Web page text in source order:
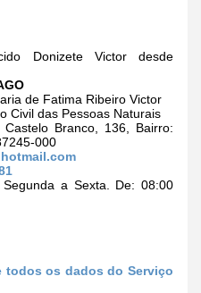
Donizete Victor desde
de Fatima Ribeiro Victor
Civil das Pessoas Naturais
Castelo Branco, 136, Bairro:
000
Segunda a Sexta. De: 08:00
todos os dados do Serviço